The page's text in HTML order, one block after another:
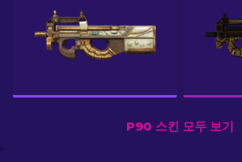
P90 스킨 모두 보기